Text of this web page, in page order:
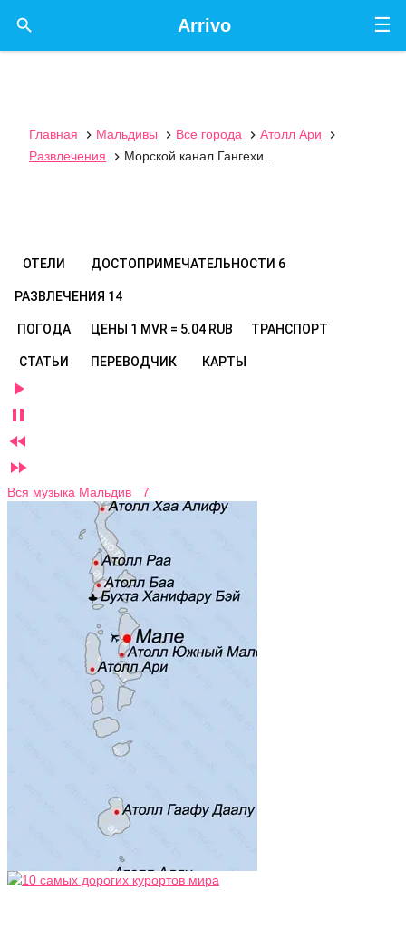
☰
Arrivo

Главная  Мальдивы  Все города  Атолл Ари

Развлечения
 Морской канал Гангехи...
ОТЕЛИ ДОСТОПРИМЕЧАТЕЛЬНОСТИ 6
РАЗВЛЕЧЕНИЯ 14
ПОГОДА ЦЕНЫ 1 MVR = 5.04 RUB ТРАНСПОРТ
СТАТЬИ ПЕРЕВОДЧИК КАРТЫ




Вся музыка Мальдив 7